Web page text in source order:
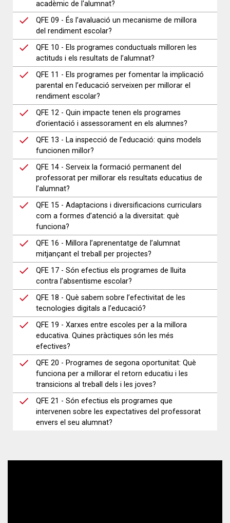
acadèmic de l'alumnat?
QFE 09 - És l’avaluació un mecanisme de millora
del rendiment escolar?
QFE 10 - Els programes conductuals milloren les
actituds i els resultats de l’alumnat?
QFE 11 - Els programes per fomentar la implicació
parental en l’educació serveixen per millorar el
rendiment escolar?
QFE 12 - Quin impacte tenen els programes
d’orientació i assessorament en els alumnes?
QFE 13 - La inspecció de l’educació: quins models
funcionen millor?
QFE 14 - Serveix la formació permanent del
professorat per millorar els resultats educatius de
l’alumnat?
QFE 15 - Adaptacions i diversificacions curriculars
com a formes d’atenció a la diversitat: què
funciona?
QFE 16 - Millora l’aprenentatge de l’alumnat
mitjançant el treball per projectes?
QFE 17 - Són efectius els programes de lluita
contra l’absentisme escolar?
QFE 18 - Què sabem sobre l’efectivitat de les
tecnologies digitals a l’educació?
QFE 19 - Xarxes entre escoles per a la millora
educativa. Quines pràctiques són les més
efectives?
QFE 20 - Programes de segona oportunitat: Què
funciona per a millorar el retorn educatiu i les
transicions al treball dels i les joves?
QFE 21 - Són efectius els programes que
intervenen sobre les expectatives del professorat
envers el seu alumnat?